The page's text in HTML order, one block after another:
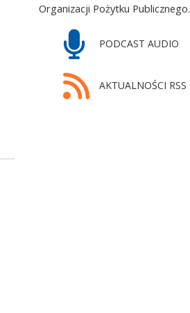
Organizacji Pożytku Publicznego.
PODCAST AUDIO
AKTUALNOŚCI RSS